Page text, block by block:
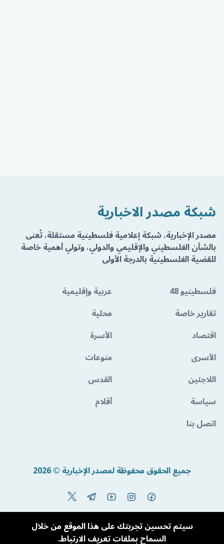
شبكة مصدر الاخبارية
مصدر الإخبارية، شبكة إعلامية فلسطينية مستقلة، تُعنى
بالشأن الفلسطيني والإقليمي والدولي، وتولي أهمية خاصة
للقضية الفلسطينية بالدرجة الأولى
فلسطينيو 48
عربية وإقليمية
تقارير خاصة
محلية
اقتصاد
الأسرة
الأسرى
منوعات
اللاجئين
القدس
سياسة
أقلام
اتصل بنا
جميع الحقوق محفوظة لمصدر الإخبارية © 2026
Powered By BandoraCMS
سيتم تحسين تجربتك على هذا الموقع من خلال
السماح بملفات تعريف الارتباط.